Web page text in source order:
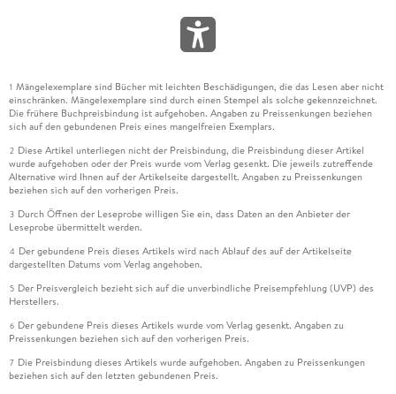
1 Mängelexemplare sind Bücher mit leichten Beschädigungen, die das Lesen aber nicht
einschränken. Mängelexemplare sind durch einen Stempel als solche gekennzeichnet.
Die frühere Buchpreisbindung ist aufgehoben. Angaben zu Preissenkungen beziehen
sich auf den gebundenen Preis eines mangelfreien Exemplars.
2 Diese Artikel unterliegen nicht der Preisbindung, die Preisbindung dieser Artikel
wurde aufgehoben oder der Preis wurde vom Verlag gesenkt. Die jeweils zutreffende
Alternative wird Ihnen auf der Artikelseite dargestellt. Angaben zu Preissenkungen
beziehen sich auf den vorherigen Preis.
3 Durch Öffnen der Leseprobe willigen Sie ein, dass Daten an den Anbieter der
Leseprobe übermittelt werden.
4 Der gebundene Preis dieses Artikels wird nach Ablauf des auf der Artikelseite
dargestellten Datums vom Verlag angehoben.
5 Der Preisvergleich bezieht sich auf die unverbindliche Preisempfehlung (UVP) des
Herstellers.
6 Der gebundene Preis dieses Artikels wurde vom Verlag gesenkt. Angaben zu
Preissenkungen beziehen sich auf den vorherigen Preis.
7 Die Preisbindung dieses Artikels wurde aufgehoben. Angaben zu Preissenkungen
beziehen sich auf den letzten gebundenen Preis.